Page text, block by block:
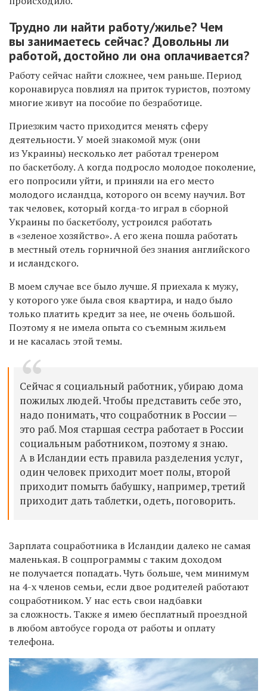
Трудно ли найти работу/жилье? Чем
вы занимаетесь сейчас? Довольны ли
работой, достойно ли она оплачивается?
Работу сейчас найти сложнее, чем раньше. Период
коронавируса повлиял на приток туристов, поэтому
многие живут на пособие по безработице.
Приезжим часто приходится менять сферу
деятельности. У моей знакомой муж (они
из Украины) несколько лет работал тренером
по баскетболу. А когда подросло молодое поколение,
его попросили уйти, и приняли на его место
молодого исландца, которого он всему научил. Вот
так человек, который когда-то играл в сборной
Украины по баскетболу, устроился работать
в «зеленое хозяйство». А его жена пошла работать
в местный отель горничной без знания английского
и исландского.
В моем случае все было лучше. Я приехала к мужу,
у которого уже была своя квартира, и надо было
только платить кредит за нее, не очень большой.
Поэтому я не имела опыта со съемным жильем
и не касалась этой темы.
Сейчас я социальный работник, убираю дома
пожилых людей. Чтобы представить себе это,
надо понимать, что соцработник в России —
это раб. Моя старшая сестра работает в России
социальным работником, поэтому я знаю.
А в Исландии есть правила разделения услуг,
один человек приходит моет полы, второй
приходит помыть бабушку, например, третий
приходит дать таблетки, одеть, поговорить.
Зарплата соцработника в Исландии далеко не самая
маленькая. В соцпрограммы с таким доходом
не получается попадать. Чуть больше, чем минимум
на 4-х членов семьи, если двое родителей работают
соцработником. У нас есть свои надбавки
за сложность. Также я имею бесплатный проездной
в любом автобусе города от работы и оплату
телефона.